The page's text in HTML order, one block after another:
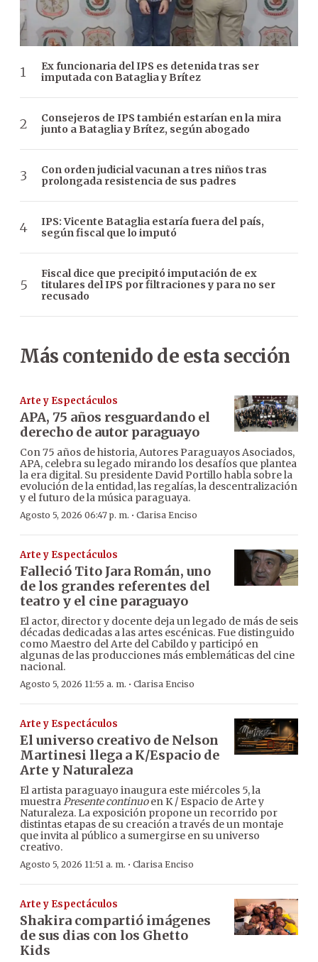
Ex funcionaria del IPS es detenida tras ser
imputada con Bataglia y Brítez
Consejeros de IPS también estarían en la mira
junto a Bataglia y Brítez, según abogado
Con orden judicial vacunan a tres niños tras
prolongada resistencia de sus padres
IPS: Vicente Bataglia estaría fuera del país,
según fiscal que lo imputó
Fiscal dice que precipitó imputación de ex
titulares del IPS por filtraciones y para no ser
recusado
Más contenido de esta sección
Arte y Espectáculos
APA, 75 años resguardando el
derecho de autor paraguayo
Con 75 años de historia, Autores Paraguayos Asociados,
APA, celebra su legado mirando los desafíos que plantea
la era digital. Su presidente David Portillo habla sobre la
evolución de la entidad, las regalías, la descentralización
y el futuro de la música paraguaya.
Agosto 5, 2026 06:47 p. m. · Clarisa Enciso
Arte y Espectáculos
Falleció Tito Jara Román, uno
de los grandes referentes del
teatro y el cine paraguayo
El actor, director y docente deja un legado de más de seis
décadas dedicadas a las artes escénicas. Fue distinguido
como Maestro del Arte del Cabildo y participó en
algunas de las producciones más emblemáticas del cine
nacional.
Agosto 5, 2026 11:55 a. m. · Clarisa Enciso
Arte y Espectáculos
El universo creativo de Nelson
Martinesi llega a K/Espacio de
Arte y Naturaleza
El artista paraguayo inaugura este miércoles 5, la
muestraPresente continuoen K / Espacio de Arte y
Naturaleza. La exposición propone un recorrido por
distintas etapas de su creación a través de un montaje
que invita al público a sumergirse en su universo
creativo.
Agosto 5, 2026 11:51 a. m. · Clarisa Enciso
Arte y Espectáculos
Shakira compartió imágenes
de sus dias con los Ghetto
Kids